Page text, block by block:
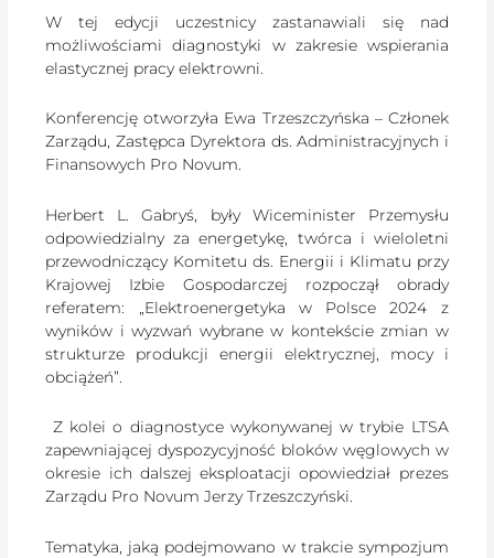
W tej edycji uczestnicy zastanawiali się nad
możliwościami diagnostyki w zakresie wspierania
elastycznej pracy elektrowni.
Konferencję otworzyła Ewa Trzeszczyńska – Członek
Zarządu, Zastępca Dyrektora ds. Administracyjnych i
Finansowych Pro Novum.
Herbert L. Gabryś, były Wiceminister Przemysłu
odpowiedzialny za energetykę, twórca i wieloletni
przewodniczący Komitetu ds. Energii i Klimatu przy
Krajowej Izbie Gospodarczej rozpoczął obrady
referatem: „Elektroenergetyka w Polsce 2024 z
wyników i wyzwań wybrane w kontekście zmian w
strukturze produkcji energii elektrycznej, mocy i
obciążeń”.
Z kolei o diagnostyce wykonywanej w trybie LTSA
zapewniającej dyspozycyjność bloków węglowych w
okresie ich dalszej eksploatacji opowiedział prezes
Zarządu Pro Novum Jerzy Trzeszczyński.
Tematyka, jaką podejmowano w trakcie sympozjum